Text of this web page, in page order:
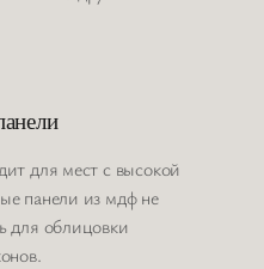
для мест с высокой
панели из мдф не
для облицовки